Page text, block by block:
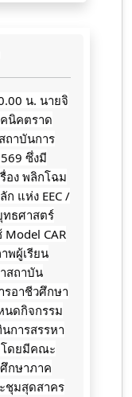
น. นายจิ
คนิคตราด
ถาบันการ
ซึ่งมี
อง พลิกโฉม
แห่ง EEC /
ทธศาสตร์
CAR
พผู้เรียน
สถาบัน
อาชีวศึกษา
นดกิจกรรม
การสรรหา
โดยมีคณะ
กษาภาค
ชุมสุดสาคร